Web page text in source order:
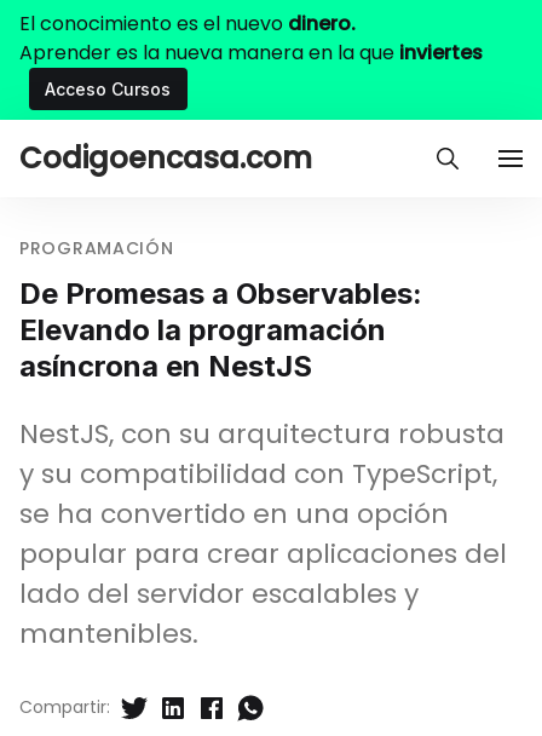
El conocimiento es el nuevo dinero.
Aprender es la nueva manera en la que inviertes
Acceso Cursos
Codigoencasa.com
PROGRAMACIÓN
De Promesas a Observables:
Elevando la programación
asíncrona en NestJS
NestJS, con su arquitectura robusta
y su compatibilidad con TypeScript,
se ha convertido en una opción
popular para crear aplicaciones del
lado del servidor escalables y
mantenibles.
Compartir: